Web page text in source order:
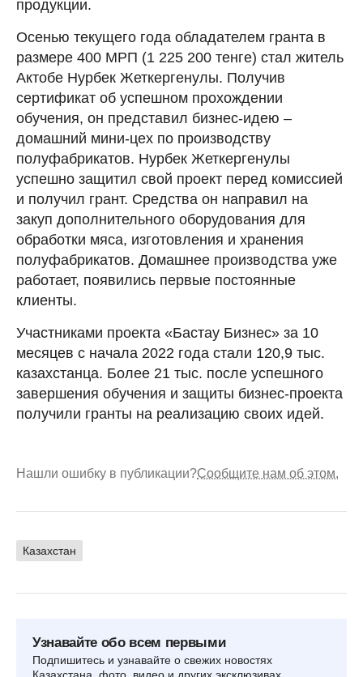
продукции.
Осенью текущего года обладателем гранта в
размере 400 МРП (1 225 200 тенге) стал житель
Актобе Нурбек Жеткергенулы. Получив
сертификат об успешном прохождении
обучения, он представил бизнес-идею –
домашний мини-цех по производству
полуфабрикатов. Нурбек Жеткергенулы
успешно защитил свой проект перед комиссией
и получил грант. Средства он направил на
закуп дополнительного оборудования для
обработки мяса, изготовления и хранения
полуфабрикатов. Домашнее производства уже
работает, появились первые постоянные
клиенты.
Участниками проекта «Бастау Бизнес» за 10
месяцев с начала 2022 года стали 120,9 тыс.
казахстанца. Более 21 тыс. после успешного
завершения обучения и защиты бизнес-проекта
получили гранты на реализацию своих идей.
Нашли ошибку в публикации?Сообщите нам об этом.
Казахстан
Узнавайте обо всем первыми
Подпишитесь и узнавайте о свежих новостях
Казахстана, фото, видео и других эксклюзивах